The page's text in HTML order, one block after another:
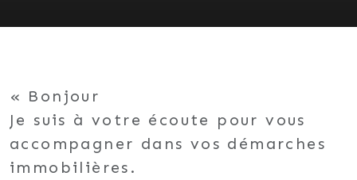
Bonjour
Je suis à votre écoute pour vous
accompagner dans vos démarches
immobilières.